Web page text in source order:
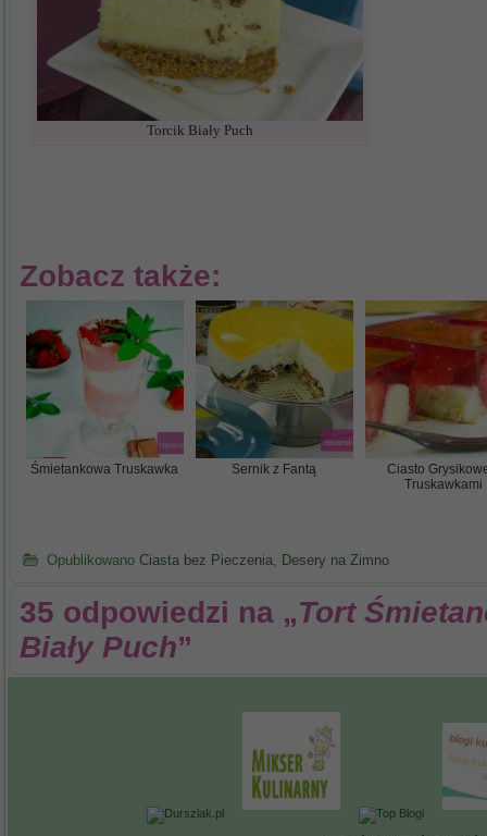
Torcik Biały Puch
Zobacz także:
Śmietankowa Truskawka Sernik z Fantą
Ciasto
Truskawkami
Opublikowano Ciasta bez Pieczenia, Desery na Zimno
35 odpowiedzi na „Tort
Biały Puch”